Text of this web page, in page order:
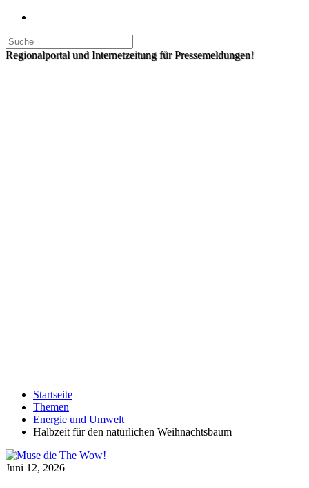
Regionalportal und Internetzeitung für Pressemeldungen!
Startseite
Themen
Energie und Umwelt
Halbzeit für den natürlichen Weihnachtsbaum
Juni 12, 2026